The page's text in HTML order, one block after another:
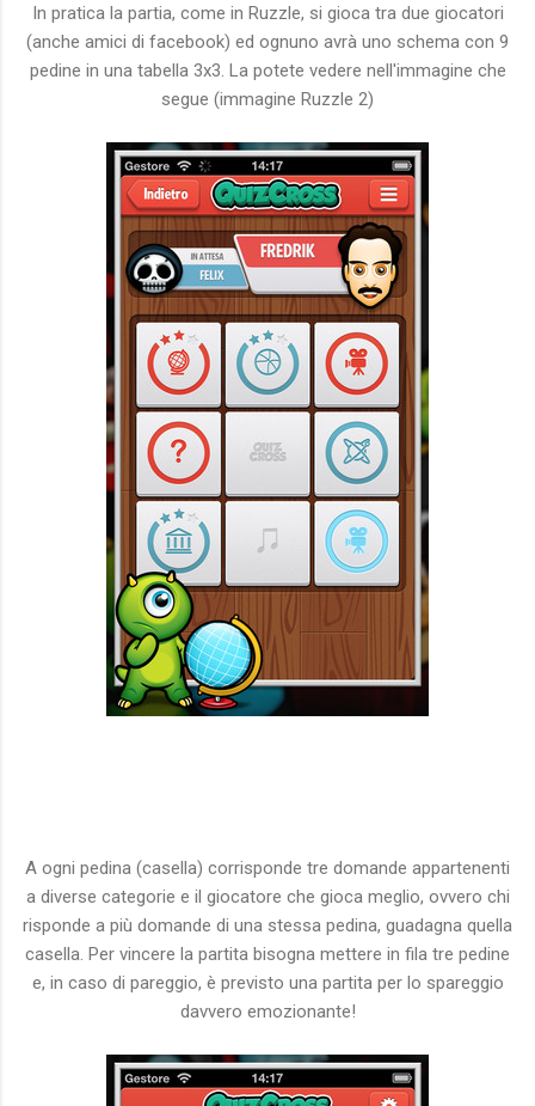
In pratica la partia, come in Ruzzle, si gioca tra due giocatori
(anche amici di facebook) ed ognuno avrà uno schema con 9
pedine in una tabella 3x3. La potete vedere nell'immagine che
segue (immagine Ruzzle 2)
A ogni pedina (casella) corrisponde tre domande appartenenti
a diverse categorie e il giocatore che gioca meglio, ovvero chi
risponde a più domande di una stessa pedina, guadagna quella
casella. Per vincere la partita bisogna mettere in fila tre pedine
e, in caso di pareggio, è previsto una partita per lo spareggio
davvero emozionante!